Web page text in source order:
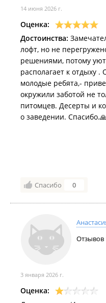
14 июня 2026 г.
Оценка:
Достоинства:
лофт, но не
решениями, потому
располагает к отдыху
молодые ребята,-
окружили заботой не
питомцев. Десерты и
о заведении.
Спасибо 0
Отзывов
3 января 2026 г.
Оценка: